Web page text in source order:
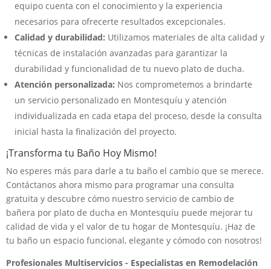
equipo cuenta con el conocimiento y la experiencia
necesarios para ofrecerte resultados excepcionales.
Calidad y durabilidad: Utilizamos materiales de alta calidad y
técnicas de instalación avanzadas para garantizar la
durabilidad y funcionalidad de tu nuevo plato de ducha.
Atención personalizada: Nos comprometemos a brindarte
un servicio personalizado en Montesquíu y atención
individualizada en cada etapa del proceso, desde la consulta
inicial hasta la finalización del proyecto.
¡Transforma tu Baño Hoy Mismo!
No esperes más para darle a tu baño el cambio que se merece.
Contáctanos ahora mismo para programar una consulta
gratuita y descubre cómo nuestro servicio de cambio de
bañera por plato de ducha en Montesquíu puede mejorar tu
calidad de vida y el valor de tu hogar de Montesquíu. ¡Haz de
tu baño un espacio funcional, elegante y cómodo con nosotros!
Profesionales Multiservicios - Especialistas en Remodelación